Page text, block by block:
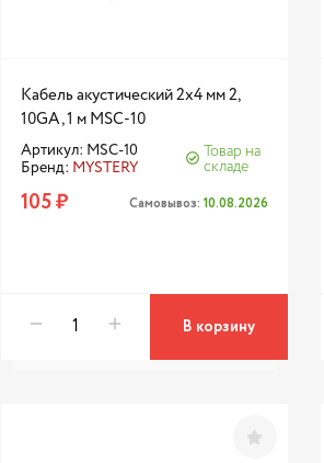
Кабель акустический 2x4 мм 2,
10GA, 1 м MSC-10
Артикул: MSC-10
Бренд: MYSTERY
Товар на
складе
105 ₽ Самовывоз: 10.08.2026
В корзину